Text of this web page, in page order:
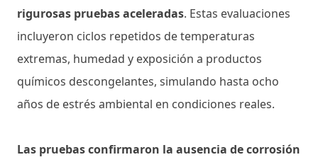
rigurosas pruebas aceleradas. Estas evaluaciones
incluyeron ciclos repetidos de temperaturas
extremas, humedad y exposición a productos
químicos descongelantes, simulando hasta ocho
años de estrés ambiental en condiciones reales.
Las pruebas confirmaron la ausencia de corrosión